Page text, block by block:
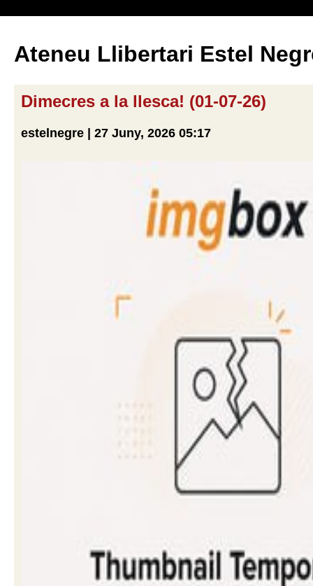
Ateneu Llibertari Estel
Dimecres a la llesca! (01-07-26)
estelnegre | 27 Juny, 2026 05:17